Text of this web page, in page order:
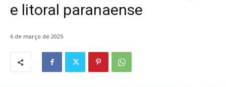
e litoral paranaense
6 de março de 2025